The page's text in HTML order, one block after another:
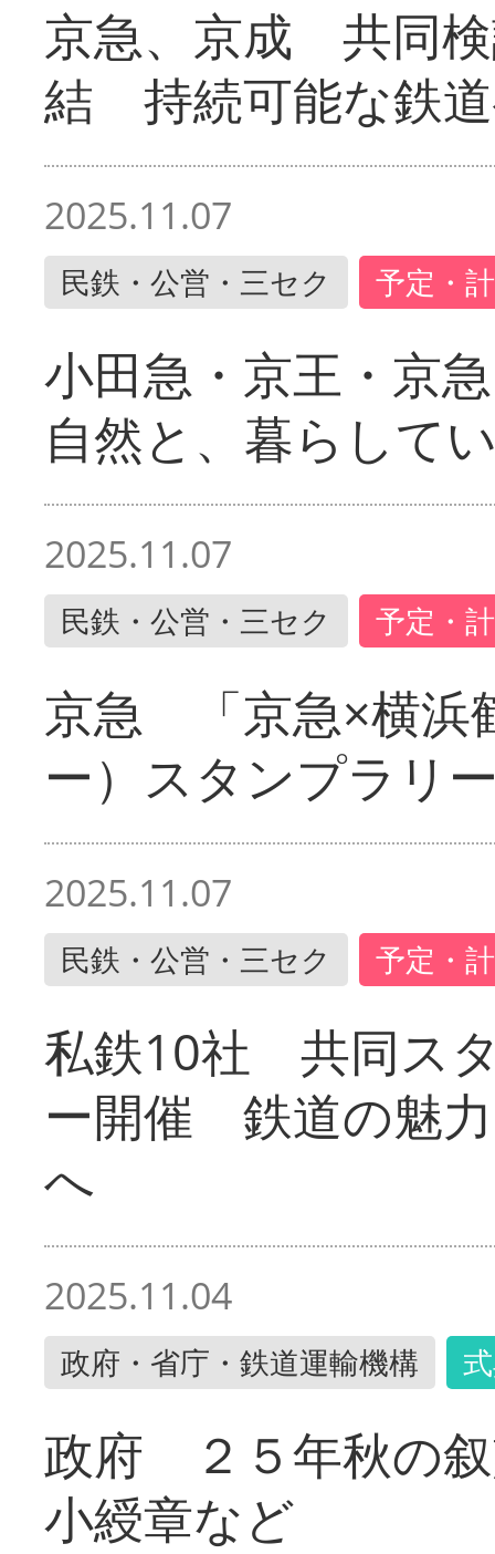
京急、京成 共同
結 持続可能な鉄
2025.11.07
民鉄・公営・三セク 予定・
小田急・京王・京
自然と、暮らして
2025.11.07
民鉄・公営・三セク 予定・
京急 「京急×横浜
ー）スタンプラリ
2025.11.07
民鉄・公営・三セク 予定・
私鉄10社 共同ス
ー開催 鉄道の魅
へ
2025.11.04
政府・省庁・鉄道運輸機構
政府 ２５年秋の
小綬章など